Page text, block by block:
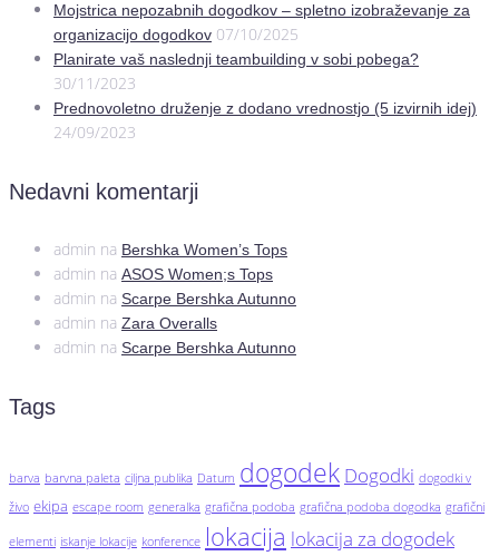
Mojstrica nepozabnih dogodkov – spletno izobraževanje za
organizacijo dogodkov 07/10/2025
Planirate vaš naslednji teambuilding v sobi pobega?
30/11/2023
Prednovoletno druženje z dodano vrednostjo (5 izvirnih idej)
24/09/2023
Nedavni komentarji
admin na Bershka Women’s Tops
admin na ASOS Women;s Tops
admin na Scarpe Bershka Autunno
admin na Zara Overalls
admin na Scarpe Bershka Autunno
Tags
barva barvna paleta ciljna publika Datum dogodek Dogodki dogodki v
živo ekipa escape room generalka grafična podoba grafična podoba dogodka grafični
elementi iskanje lokacije konference lokacija lokacija za dogodek